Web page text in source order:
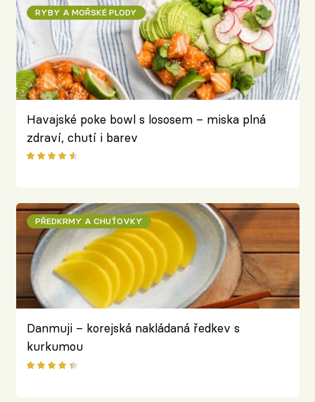
RYBY A MOŘSKÉ PLODY
Havajské poke bowl s lososem – miska plná
zdraví, chutí i barev
PŘEDKRMY A CHUŤOVKY
Danmuji – korejská nakládaná ředkev s
kurkumou